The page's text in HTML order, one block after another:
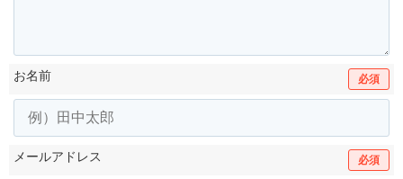
お名前 必須
メールアドレス 必須